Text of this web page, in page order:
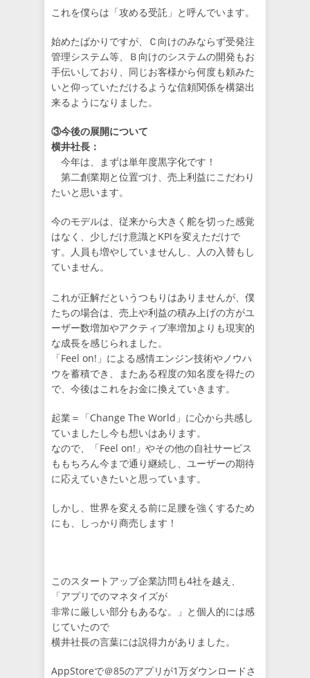
これを僕らは「攻める受託」と呼んでいます。
始めたばかりですが、Ｃ向けのみならず受発注
管理システム等、Ｂ向けのシステムの開発もお
手伝いしており、同じお客様から何度も頼みた
いと仰っていただけるような信頼関係を構築出
来るようになりました。
③今後の展開について
横井社長：
今年は、まずは単年度黒字化です！
第二創業期と位置づけ、売上利益にこだわり
たいと思います。
今のモデルは、従来から大きく舵を切った感覚
はなく、少しだけ意識とKPIを変えただけで
す。人員も増やしていませんし、人の入替もし
ていません。
これが正解だというつもりはありませんが、僕
たちの場合は、売上や利益の積み上げの方がユ
ーザー数増加やアクティブ率増加よりも現実的
な成長を感じられました。
「Feel on!」による感情エンジン技術やノウハ
ウを蓄積でき、またある程度の知名度を得たの
で、今後はこれをお金に換えていきます。
起業＝「Change The World」に心から共感し
ていましたし今も想いはあります。
なので、「Feel on!」やその他の自社サービス
ももちろん今まで通り継続し、ユーザーの期待
に応えていきたいと思っています。
しかし、世界を変える前に足腰を強くするため
にも、しっかり商売します！
このスタートアップ企業訪問も4社を越え、
「アプリでのマネタイズが
非常に厳しい部分もあるな。」と個人的には感
じていたので
横井社長の言葉には説得力がありました。
AppStoreで＠85のアプリが1万ダウンロードさ